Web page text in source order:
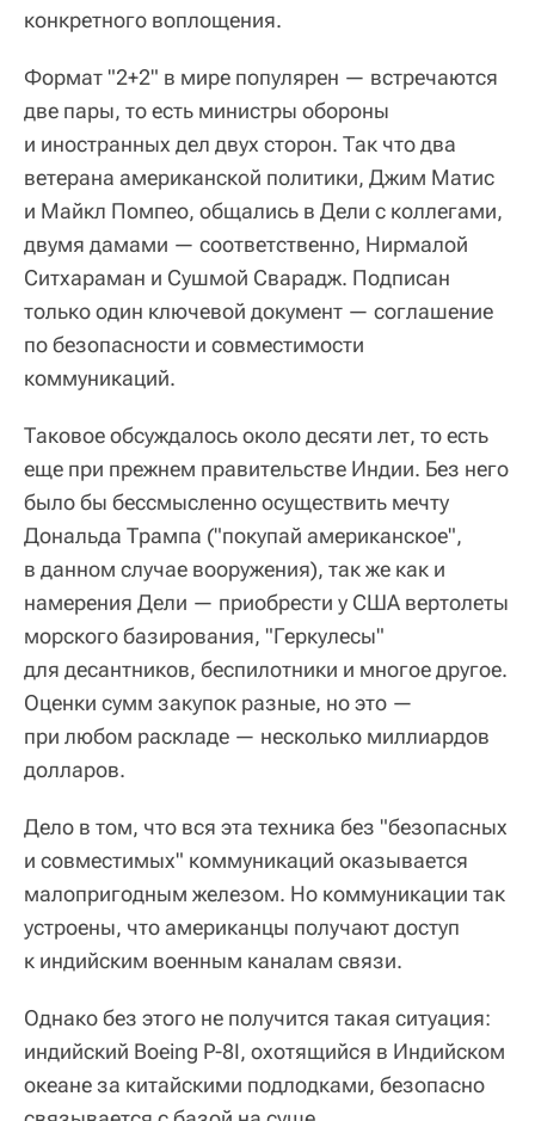
конкретного воплощения.
Формат "2+2" в мире популярен — встречаются
две пары, то есть министры обороны
и иностранных дел двух сторон. Так что два
ветерана американской политики, Джим Матис
и Майкл Помпео, общались в Дели с коллегами,
двумя дамами — соответственно, Нирмалой
Ситхараман и Сушмой Сварадж. Подписан
только один ключевой документ — соглашение
по безопасности и совместимости
коммуникаций.
Таковое обсуждалось около десяти лет, то есть
еще при прежнем правительстве Индии. Без него
было бы бессмысленно осуществить мечту
Дональда Трампа ("покупай американское",
в данном случае вооружения), так же как и
намерения Дели — приобрести у США вертолеты
морского базирования, "Геркулесы"
для десантников, беспилотники и многое другое.
Оценки сумм закупок разные, но это —
при любом раскладе — несколько миллиардов
долларов.
Дело в том, что вся эта техника без "безопасных
и совместимых" коммуникаций оказывается
малопригодным железом. Но коммуникации так
устроены, что американцы получают доступ
к индийским военным каналам связи.
Однако без этого не получится такая ситуация:
индийский Boeing P-8I, охотящийся в Индийском
океане за китайскими подлодками, безопасно